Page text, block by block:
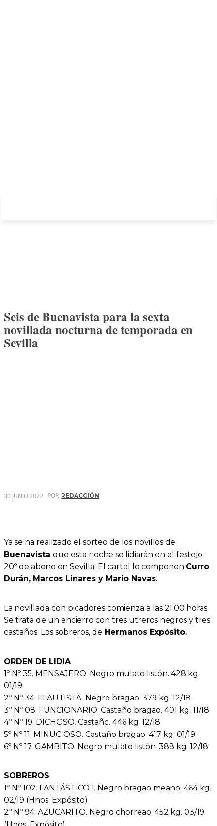
Seis de Buenavista para la sexta
novillada nocturna de temporada en
Sevilla
30 JUNIO 2022 POR REDACCIÓN
Ya se ha realizado el sorteo de los novillos de
Buenavista que esta noche se lidiarán en el festejo
20º de abono en Sevilla. El cartel lo componen Curro
Durán, Marcos Linares y Mario Navas.
La novillada con picadores comienza a las 21.00 horas.
Se trata de un encierro con tres utreros negros y tres
castaños. Los sobreros, de Hermanos Expósito.
ORDEN DE LIDIA
1º Nº 35. MENSAJERO. Negro mulato listón. 428 kg.
01/19
2º Nº 34. FLAUTISTA. Negro bragao. 379 kg. 12/18
3º Nº 08. FUNCIONARIO. Castaño bragao. 401 kg. 11/18
4º Nº 19. DICHOSO. Castaño. 446 kg. 12/18
5º Nº 11. MINUCIOSO. Castaño bragao. 417 kg. 01/19
6º Nº 17. GAMBITO. Negro mulato listón. 388 kg. 12/18
SOBREROS
1º Nº 102. FANTÁSTICO I. Negro bragao meano. 464 kg.
02/19 (Hnos. Expósito)
2º Nº 94. AZUCARITO. Negro chorreao. 452 kg. 03/19